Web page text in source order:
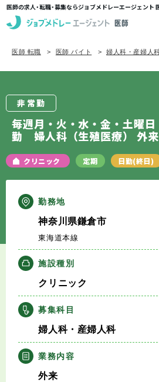
医師の求人・転職・募集ならジョブメドレーエージェント
求人を探す
定期非常勤の求人
エージェントサービスTOP
サービスの流れ
医師の求人・転職Q&A
知りたい・聞きたい
転職成功事例
医師 転職 医師 バイト 婦人科・産婦人
非常勤
毎週月・火・水・金・土
勤 婦人科（生殖医療） 外来
クリニック 定期 日勤(終日)
勤務地
神奈川県鎌倉市
東海道本線
施設種別
クリニック
募集科目
婦人科・産婦人科
業務内容
外来